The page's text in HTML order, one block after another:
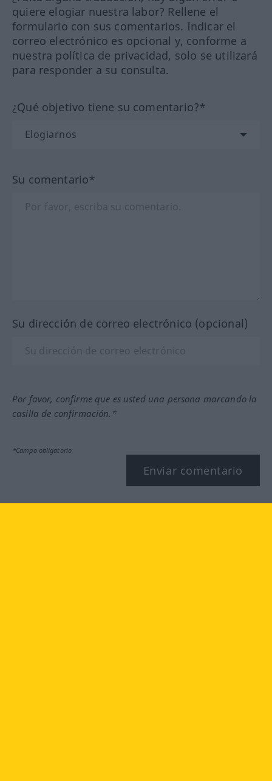
quiere elogiar nuestra labor? Rellene el
formulario con sus comentarios. Indicar el
correo electrónico es opcional y, conforme a
nuestra política de privacidad, solo se utilizará
para responder a su consulta.
¿Qué objetivo tiene su comentario?*
Su comentario*
Su dirección de correo electrónico (opcional)
Por favor, confirme que es usted una persona marcando la
casilla de confirmación.*
*Campo obligatorio
Enviar comentario